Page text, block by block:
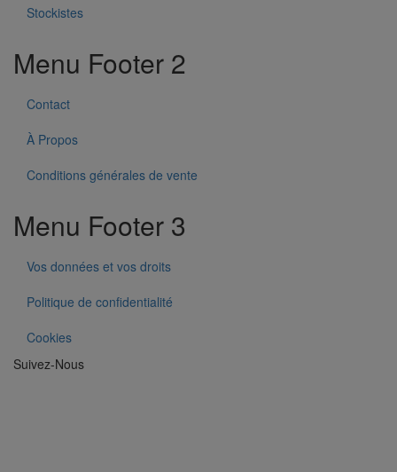
Stockistes
Menu Footer 2
Contact
À Propos
Conditions générales de vente
Menu Footer 3
Vos données et vos droits
Politique de confidentialité
Cookies
Suivez-Nous